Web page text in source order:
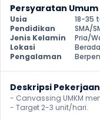
Persyaratan Umum
Usia
18-35
Pendidikan
SMA/
Jenis Kelamin
Pria/
Lokasi
Pengalaman
Deskripsi Pekerjaan
- Canvassing UMKM
- Target 2-3 unit/hari.